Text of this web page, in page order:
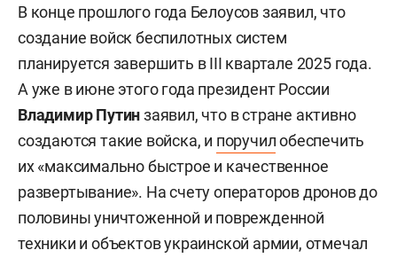
В конце прошлого года Белоусов заявил, что
создание войск беспилотных систем
планируется завершить в III квартале 2025 года.
А уже в июне этого года президент России
Владимир Путинзаявил, что в стране активно
создаются такие войска, и поручилобеспечить
их «максимально быстрое и качественное
развертывание». На счету операторов дронов до
половины уничтоженной и поврежденной
техники и объектов украинской армии, отмечал